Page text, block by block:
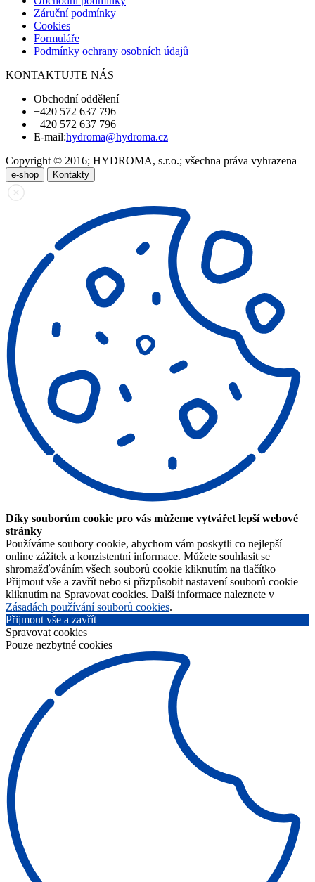
Záruční podmínky
Cookies
Formuláře
Podmínky ochrany osobních údajů
KONTAKTUJTE NÁS
Obchodní oddělení
+420 572 637 796
+420 572 637 796
E-mail:hydroma@hydroma.cz
Copyright © 2016; HYDROMA, s.r.o.; všechna práva vyhrazena
e-shop Kontakty
Díky souborům cookie pro vás můžeme vytvářet lepší webové
stránky
Používáme soubory cookie, abychom vám poskytli co nejlepší
online zážitek a konzistentní informace. Můžete souhlasit se
shromažďováním všech souborů cookie kliknutím na tlačítko
Přijmout vše a zavřít nebo si přizpůsobit nastavení souborů cookie
kliknutím na Spravovat cookies. Další informace naleznete v
Zásadách používání souborů cookies.
Přijmout vše a zavřít
Spravovat cookies
Pouze nezbytné cookies